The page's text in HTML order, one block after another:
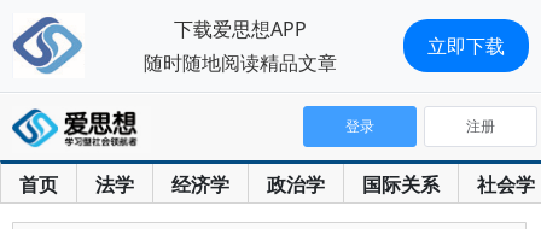
首页 法学 经济学 政治学 国际关系 社会学
登录 注册
下载爱思想APP
随时随地阅读精品文章
立即下载